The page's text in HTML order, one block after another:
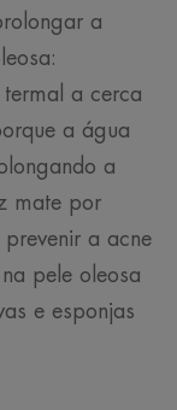
a
a cerca
a água
a
mate por
a acne
pele oleosa
e esponjas